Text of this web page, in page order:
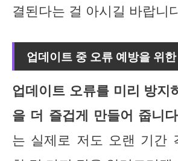
결된다는 걸 아시길 바랍니
업데이트 중 오류 예방을 위
업데이트 오류를 미리 방지
을 더 즐겁게 만들어 줍니
는 실제로 저도 오랜 기간